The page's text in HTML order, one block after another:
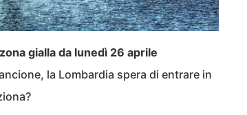
zona gialla da lunedì 26 aprile
la Lombardia spera di entrare in